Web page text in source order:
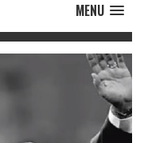
MENU